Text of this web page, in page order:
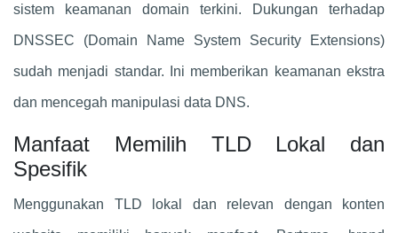
sistem keamanan domain terkini. Dukungan terhadap
DNSSEC (Domain Name System Security Extensions)
sudah menjadi standar. Ini memberikan keamanan ekstra
dan mencegah manipulasi data DNS.
Manfaat Memilih TLD Lokal dan
Spesifik
Menggunakan TLD lokal dan relevan dengan konten